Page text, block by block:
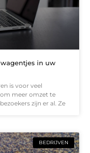
in uw
is voor veel
meer omzet te
zijn er al. Ze
BEDRIJVEN